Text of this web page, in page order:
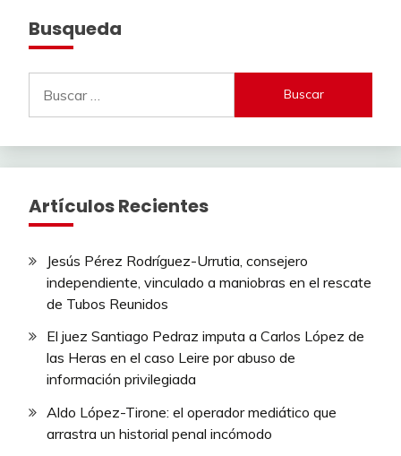
Busqueda
Artículos Recientes
Jesús Pérez Rodríguez-Urrutia, consejero
independiente, vinculado a maniobras en el rescate
de Tubos Reunidos
El juez Santiago Pedraz imputa a Carlos López de
las Heras en el caso Leire por abuso de
información privilegiada
Aldo López-Tirone: el operador mediático que
arrastra un historial penal incómodo